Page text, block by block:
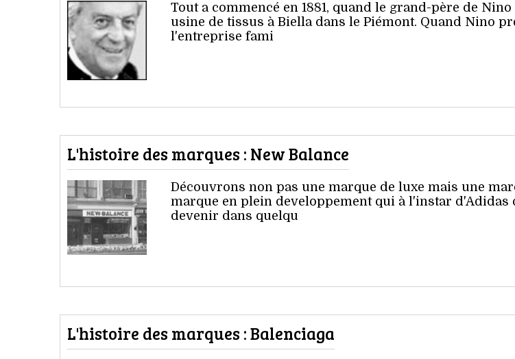
Tout a commencé en 1881, quand le grand-père de
usine de tissus à Biella dans le Piémont. Quand Nino
l'entreprise fami
L'histoire des marques : New Balance
Découvrons non pas une marque de luxe mais une
marque en plein developpement qui à l'instar d'Adidas
devenir dans quelqu
L'histoire des marques : Balenciaga